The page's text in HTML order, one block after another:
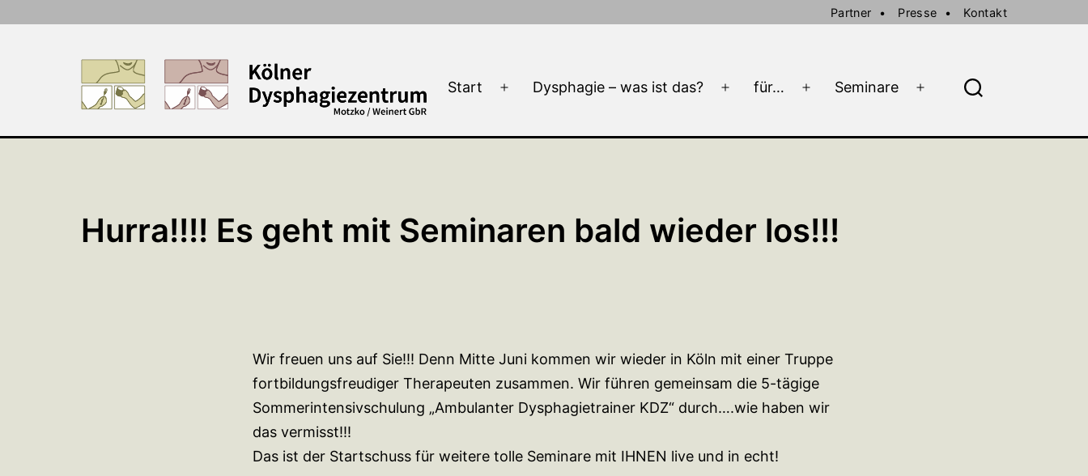
Partner Presse Kontakt
Start
Menü
Dysphagie – was ist das?
Menü
für…
Menü
Seminare
Hurra!!!! Es geht mit Seminaren bald wieder los!!!
Wir freuen uns auf Sie!!! Denn Mitte Juni kommen wir wieder in Köln mit einer Truppe
fortbildungsfreudiger Therapeuten zusammen. Wir führen gemeinsam die 5-tägige
Sommerintensivschulung „Ambulanter Dysphagietrainer KDZ“ durch….wie haben wir
das vermisst!!!
Das ist der Startschuss für weitere tolle Seminare mit IHNEN live und in echt!